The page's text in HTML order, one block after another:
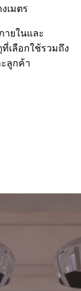
เมตร
ายในและ
เลือกใช้รวมถึง
ลูกค้า